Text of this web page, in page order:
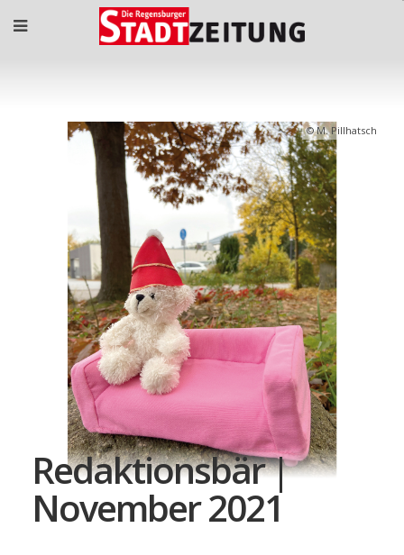
M. Pillhatsch
Redaktionsbär |
November 2021